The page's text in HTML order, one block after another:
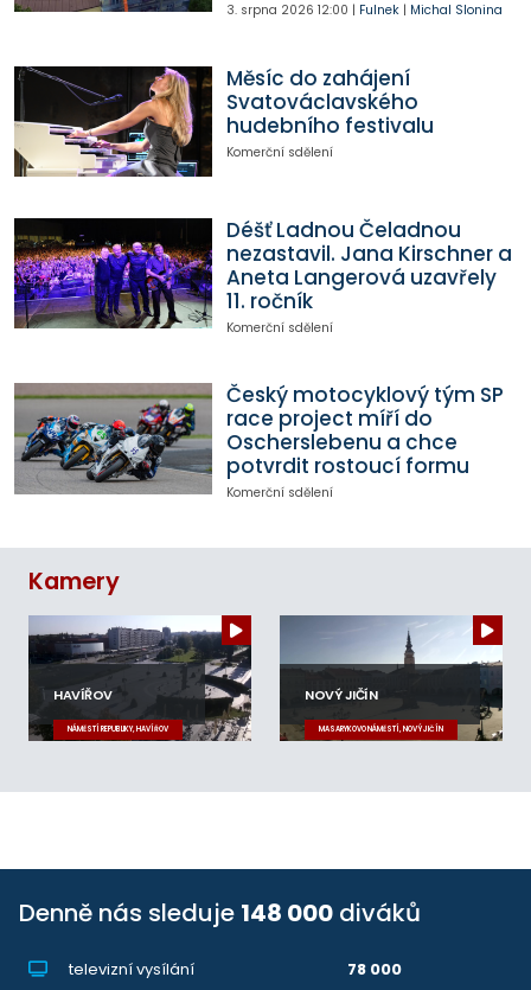
3. srpna 2026 12:00 | Fulnek| Michal Slonina
Měsíc do zahájení
Svatováclavského
hudebního festivalu
Komerční sdělení
Déšť Ladnou Čeladnou
nezastavil. Jana Kirschner a
Aneta Langerová uzavřely
11. ročník
Komerční sdělení
Český motocyklový tým SP
race project míří do
Oscherslebenu a chce
potvrdit rostoucí formu
Komerční sdělení
Kamery
HAVÍŘOV
NÁMĚSTÍ REPUBLIKY, HAVÍŘOV
NOVÝ JIČÍN
MASARYKOVO NÁMĚSTÍ, NOVÝ JIČÍN
Denně nás sleduje 148 000 diváků
televizní vysílání
78 000